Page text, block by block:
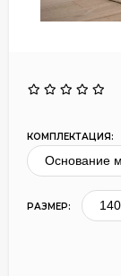
КОМПЛЕКТАЦИЯ:
РАЗМЕР: